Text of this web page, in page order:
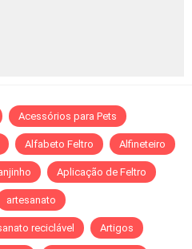
Acessórios para Pets
Alfabeto Feltro Alfineteiro
Aplicação de Feltro
artesanato
reciclável Artigos